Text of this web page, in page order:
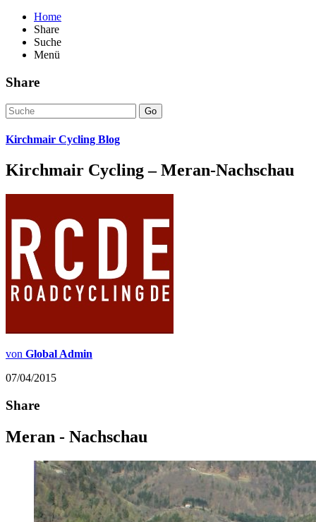
Home
Share
Suche
Menü
Share
Go
Kirchmair Cycling Blog
Kirchmair Cycling – Meran-Nachschau
von Global Admin
07/04/2015
Share
Meran - Nachschau